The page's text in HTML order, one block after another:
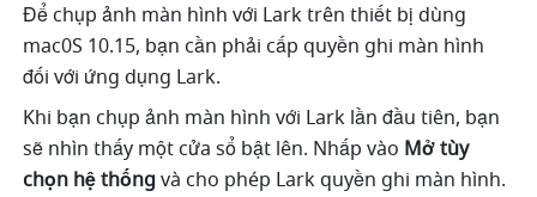
Để chụp ảnh màn hình với Lark trên thiết bị dùng
mac0S 10.15, bạn cần phải cấp quyền ghi màn hình
đối với ứng dụng Lark.
Khi bạn chụp ảnh màn hình với Lark lần đầu tiên, bạn
sẽ nhìn thấy một cửa sổ bật lên. Nhấp vào Mở tùy
chọn hệ thống và cho phép Lark quyền ghi màn hình.